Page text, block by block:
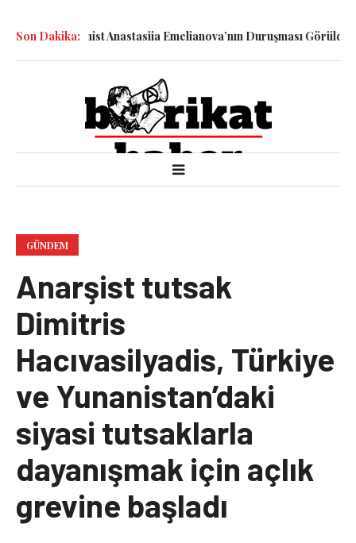
Son Dakika:
Feminist Anastasiia Emelianova’nın Duruşması Görüldü 15
GÜNDEM
Anarşist tutsak
Dimitris
Hacıvasilyadis, Türkiye
ve Yunanistan’daki
siyasi tutsaklarla
dayanışmak için açlık
grevine başladı